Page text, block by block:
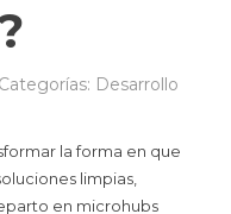
Categorías: Desarrollo
la forma en que
limpias,
en microhubs